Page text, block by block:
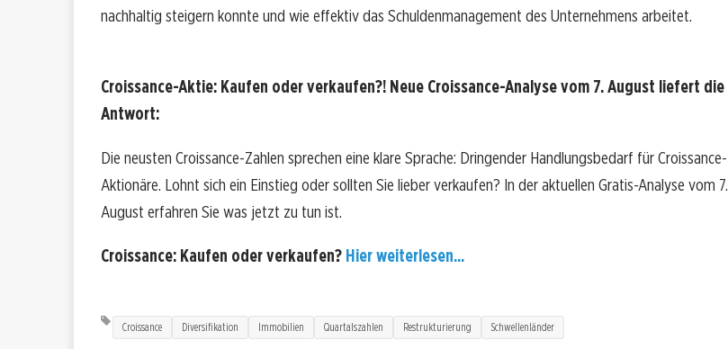
nachhaltig steigern konnte und wie effektiv das Schuldenmanagement des Unternehmens arbeitet.
Croissance-Aktie: Kaufen oder verkaufen?! Neue Croissance-Analyse vom 7. August liefert die
Antwort:
Die neusten Croissance-Zahlen sprechen eine klare Sprache: Dringender Handlungsbedarf für Croissance-
Aktionäre. Lohnt sich ein Einstieg oder sollten Sie lieber verkaufen? In der aktuellen Gratis-Analyse vom 7.
August erfahren Sie was jetzt zu tun ist.
Croissance: Kaufen oder verkaufen? Hier weiterlesen...
Croissance Diversifikation Immobilien Quartalszahlen Restrukturierung Schwellenländer